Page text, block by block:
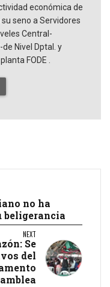
económica de
seno a Servidores
Central-
de Nivel Dptal. y
FODE .
no ha
beligerancia
NEXT
Se
del